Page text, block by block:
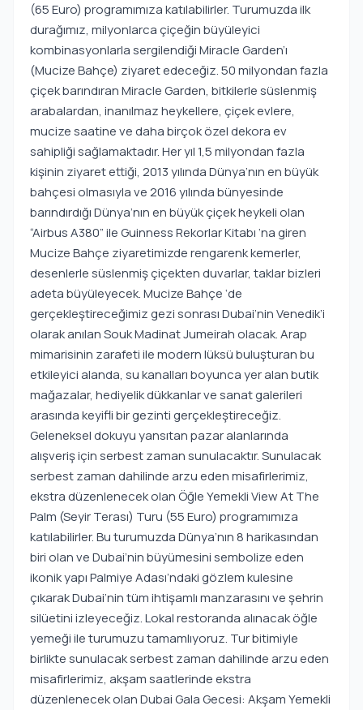
(65 Euro) programımıza katılabilirler. Turumuzda ilk
durağımız, milyonlarca çiçeğin büyüleyici
kombinasyonlarla sergilendiği Miracle Garden’ı
(Mucize Bahçe) ziyaret edeceğiz. 50 milyondan fazla
çiçek barındıran Miracle Garden, bitkilerle süslenmiş
arabalardan, inanılmaz heykellere, çiçek evlere,
mucize saatine ve daha birçok özel dekora ev
sahipliği sağlamaktadır. Her yıl 1,5 milyondan fazla
kişinin ziyaret ettiği, 2013 yılında Dünya’nın en büyük
bahçesi olmasıyla ve 2016 yılında bünyesinde
barındırdığı Dünya’nın en büyük çiçek heykeli olan
“Airbus A380” ile Guinness Rekorlar Kitabı ‘na giren
Mucize Bahçe ziyaretimizde rengarenk kemerler,
desenlerle süslenmiş çiçekten duvarlar, taklar bizleri
adeta büyüleyecek. Mucize Bahçe ‘de
gerçekleştireceğimiz gezi sonrası Dubai’nin Venedik’i
olarak anılan Souk Madinat Jumeirah olacak. Arap
mimarisinin zarafeti ile modern lüksü buluşturan bu
etkileyici alanda, su kanalları boyunca yer alan butik
mağazalar, hediyelik dükkanlar ve sanat galerileri
arasında keyifli bir gezinti gerçekleştireceğiz.
Geleneksel dokuyu yansıtan pazar alanlarında
alışveriş için serbest zaman sunulacaktır. Sunulacak
serbest zaman dahilinde arzu eden misafirlerimiz,
ekstra düzenlenecek olan Öğle Yemekli View At The
Palm (Seyir Terası) Turu (55 Euro) programımıza
katılabilirler. Bu turumuzda Dünya’nın 8 harikasından
biri olan ve Dubai’nin büyümesini sembolize eden
ikonik yapı Palmiye Adası’ndaki gözlem kulesine
çıkarak Dubai’nin tüm ihtişamlı manzarasını ve şehrin
silüetini izleyeceğiz. Lokal restoranda alınacak öğle
yemeği ile turumuzu tamamlıyoruz. Tur bitimiyle
birlikte sunulacak serbest zaman dahilinde arzu eden
misafirlerimiz, akşam saatlerinde ekstra
düzenlenecek olan Dubai Gala Gecesi: Akşam Yemekli